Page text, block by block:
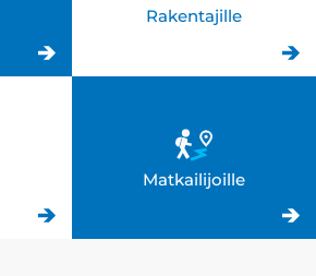
Rakentajille
Matkailijoille